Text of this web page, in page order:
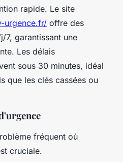
rapide. Le site
urgence.fr/ offre des
7, garantissant une
Les délais
sous 30 minutes, idéal
que les clés cassées ou
fréquent où
cruciale.